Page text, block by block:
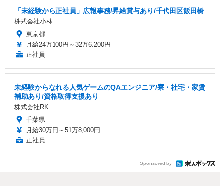
「未経験から正社員」広報事務/昇給賞与あり/千代田区飯田橋
株式会社小林
東京都
月給24万100円～32万6,200円
正社員
未経験からなれる人気ゲームのQAエンジニア/寮・社宅・家賃
補助あり/資格取得支援あり
株式会社RK
千葉県
月給30万円～51万8,000円
正社員
Sponsored by